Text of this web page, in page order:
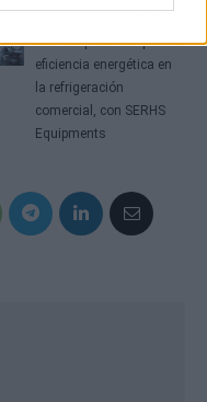
Artículo siguiente
Buenas prácticas para la
eficiencia energética en
la refrigeración
comercial, con SERHS
Equipments